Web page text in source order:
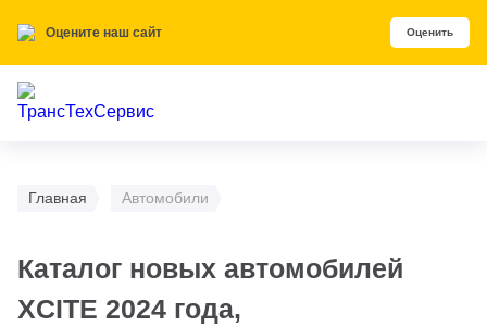
Главная Автомобили
Каталог новых автомобилей
XCITE 2024 года,
Оцените наш сайт Оценить